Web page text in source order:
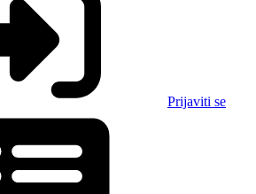
Prijaviti se